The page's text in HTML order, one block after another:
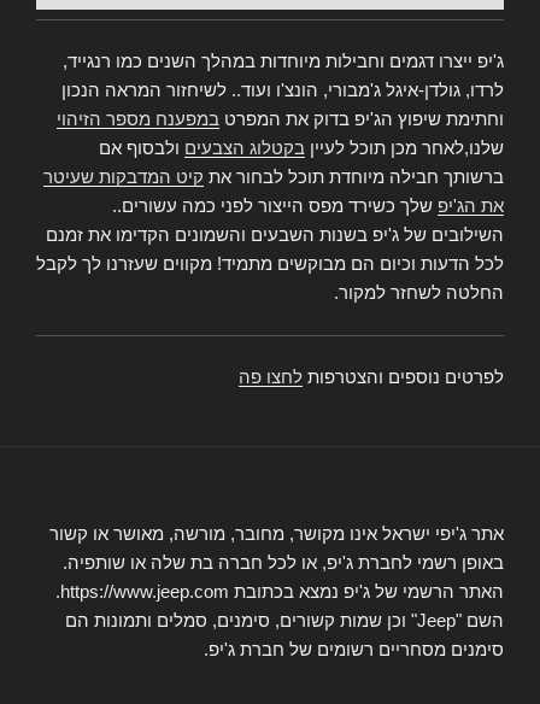
ג'יפ ייצרו דגמים וחבילות מיוחדות במהלך השנים כמו רנגייד,
לרדו, גולדן-איגל ג'מבורי, הונצ'ו ועוד.. לשיחזור המראה הנכון
וחתימת שיפוץ הג'יפ בדוק את המפרט במפענח מספר הזיהוי
שלנו,לאחר מכן תוכל לעיין בקטלוג הצבעים ולבסוף אם
ברשותך חבילה מיוחדת תוכל לבחור את קיט המדבקות שעיטר
את הג'יפ שלך כשירד מפס הייצור לפני כמה עשורים..
השילובים של ג'יפ בשנות השבעים והשמונים הקדימו את זמנם
לכל הדעות וכיום הם מבוקשים מתמיד! מקווים שעזרנו לך לקבל
החלטה לשחזר למקור.
לפרטים נוספים והצטרפות לחצו פה
אתר ג'יפי ישראל אינו מקושר, מחובר, מורשה, מאושר או קשור
באופן רשמי לחברת ג'יפ, או לכל חברה בת שלה או שותפיה.
האתר הרשמי של ג'יפ נמצא בכתובת https://www.jeep.com.
השם "Jeep" וכן שמות קשורים, סימנים, סמלים ותמונות הם
סימנים מסחריים רשומים של חברת ג'יפ.